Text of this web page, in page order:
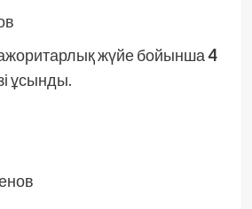
жүйе бойынша4
ұсынды.